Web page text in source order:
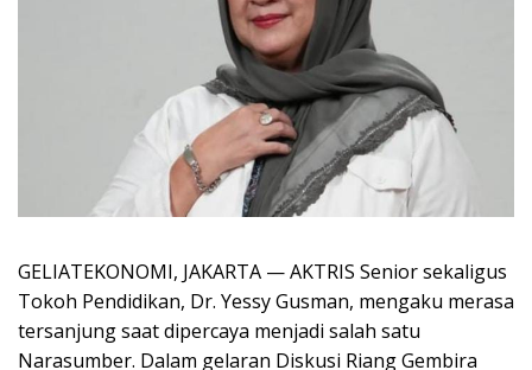
GELIATEKONOMI, JAKARTA — AKTRIS Senior sekaligus
Tokoh Pendidikan, Dr. Yessy Gusman, mengaku merasa
tersanjung saat dipercaya menjadi salah satu
Narasumber. Dalam gelaran Diskusi Riang Gembira